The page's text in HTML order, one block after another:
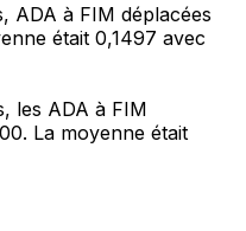
ADA à FIM déplacées
était 0,1497 avec
les ADA à FIM
La moyenne était